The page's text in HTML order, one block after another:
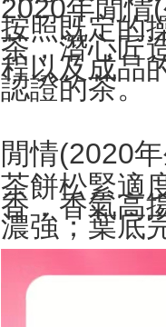
2020年閒情
按照既定的
茶，潛心匠
程以及成品
認證的茶。
閒情(2020
茶餅松緊適
香，香氣高
濃強；葉底